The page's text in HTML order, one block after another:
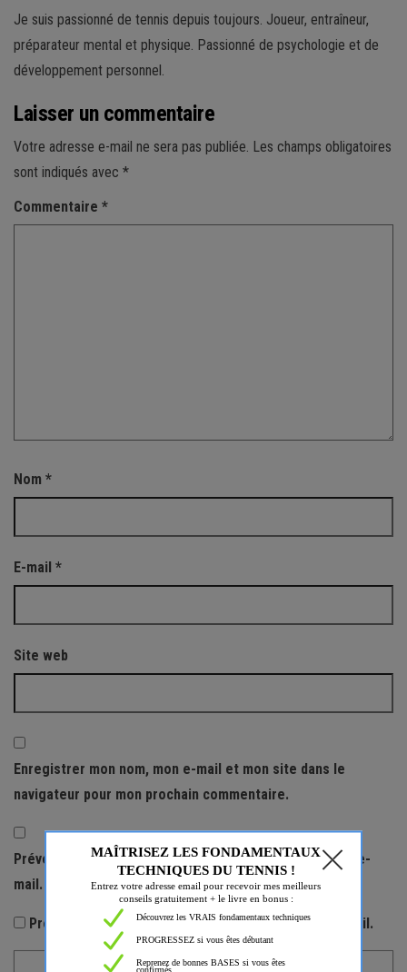
Je suis passionné de tennis depuis toujours. Joueur, entraîneur,
préparateur mental et physique. Passionné de psychologie et de
développement personnel.
Laisser un commentaire
Votre adresse e-mail ne sera pas publiée. Les champs obligatoires
sont indiqués avec *
Commentaire *
Nom *
E-mail *
Site web
Enregistrer mon nom, mon e-mail et mon site dans le
navigateur pour mon prochain commentaire.
Prévenez-moi de tous les nouveaux commentaires par e-
mail.
Prévenez-moi de tous les nouveaux articles par e-mail.